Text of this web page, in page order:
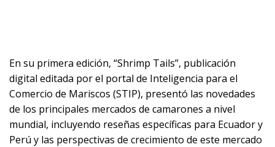
En su primera edición, “Shrimp Tails”, publicación
digital editada por el portal de Inteligencia para el
Comercio de Mariscos (STIP), presentó las novedades
de los principales mercados de camarones a nivel
mundial, incluyendo reseñas específicas para Ecuador y
Perú y las perspectivas de crecimiento de este mercado